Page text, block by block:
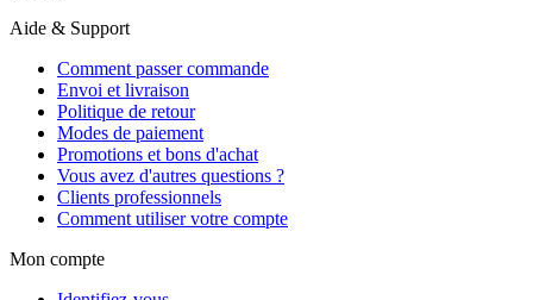
Aide & Support
Comment passer commande
Envoi et livraison
Politique de retour
Modes de paiement
Promotions et bons d'achat
Vous avez d'autres questions ?
Clients professionnels
Comment utiliser votre compte
Mon compte